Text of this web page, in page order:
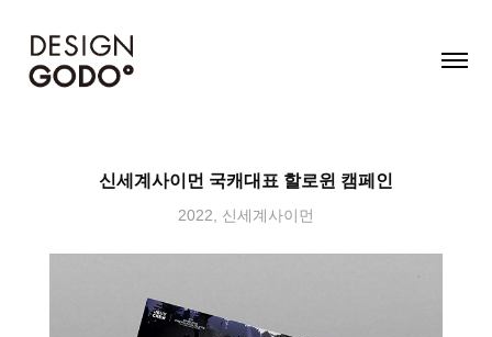
신세계사이먼 국캐대표 할로윈 캠페인
2022, 신세계사이먼